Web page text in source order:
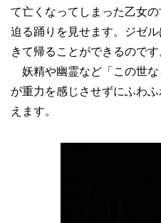
て亡くなってしまった乙女
迫る踊りを見せます。ジゼ
きて帰ることができるのです
妖精や幽霊など「この世
が重力を感じさせずにふわ
えます。